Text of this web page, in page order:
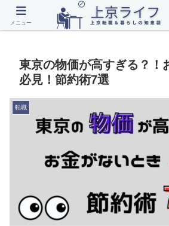
上京 一人暮
東京の物価が高すぎる？！
必見！節約術7選
転職
メニュー